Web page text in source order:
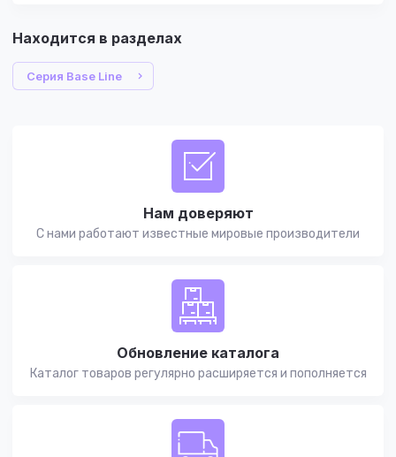
Находится в разделах
Серия Base Line
Нам доверяют
С нами работают известные мировые производители
Обновление каталога
Каталог товаров регулярно расширяется и пополняется